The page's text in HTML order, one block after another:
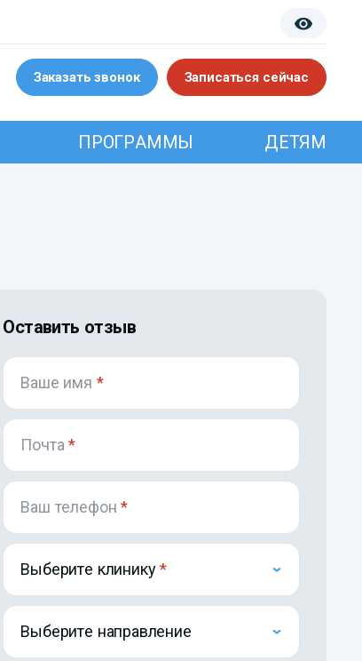
Заказать звонок Записаться сейчас
ПРОГРАММЫ ДЕТЯМ
Оставить отзыв
Ваше имя *
Почта*
Ваш телефон*
Выберите клинику
Выберите направление